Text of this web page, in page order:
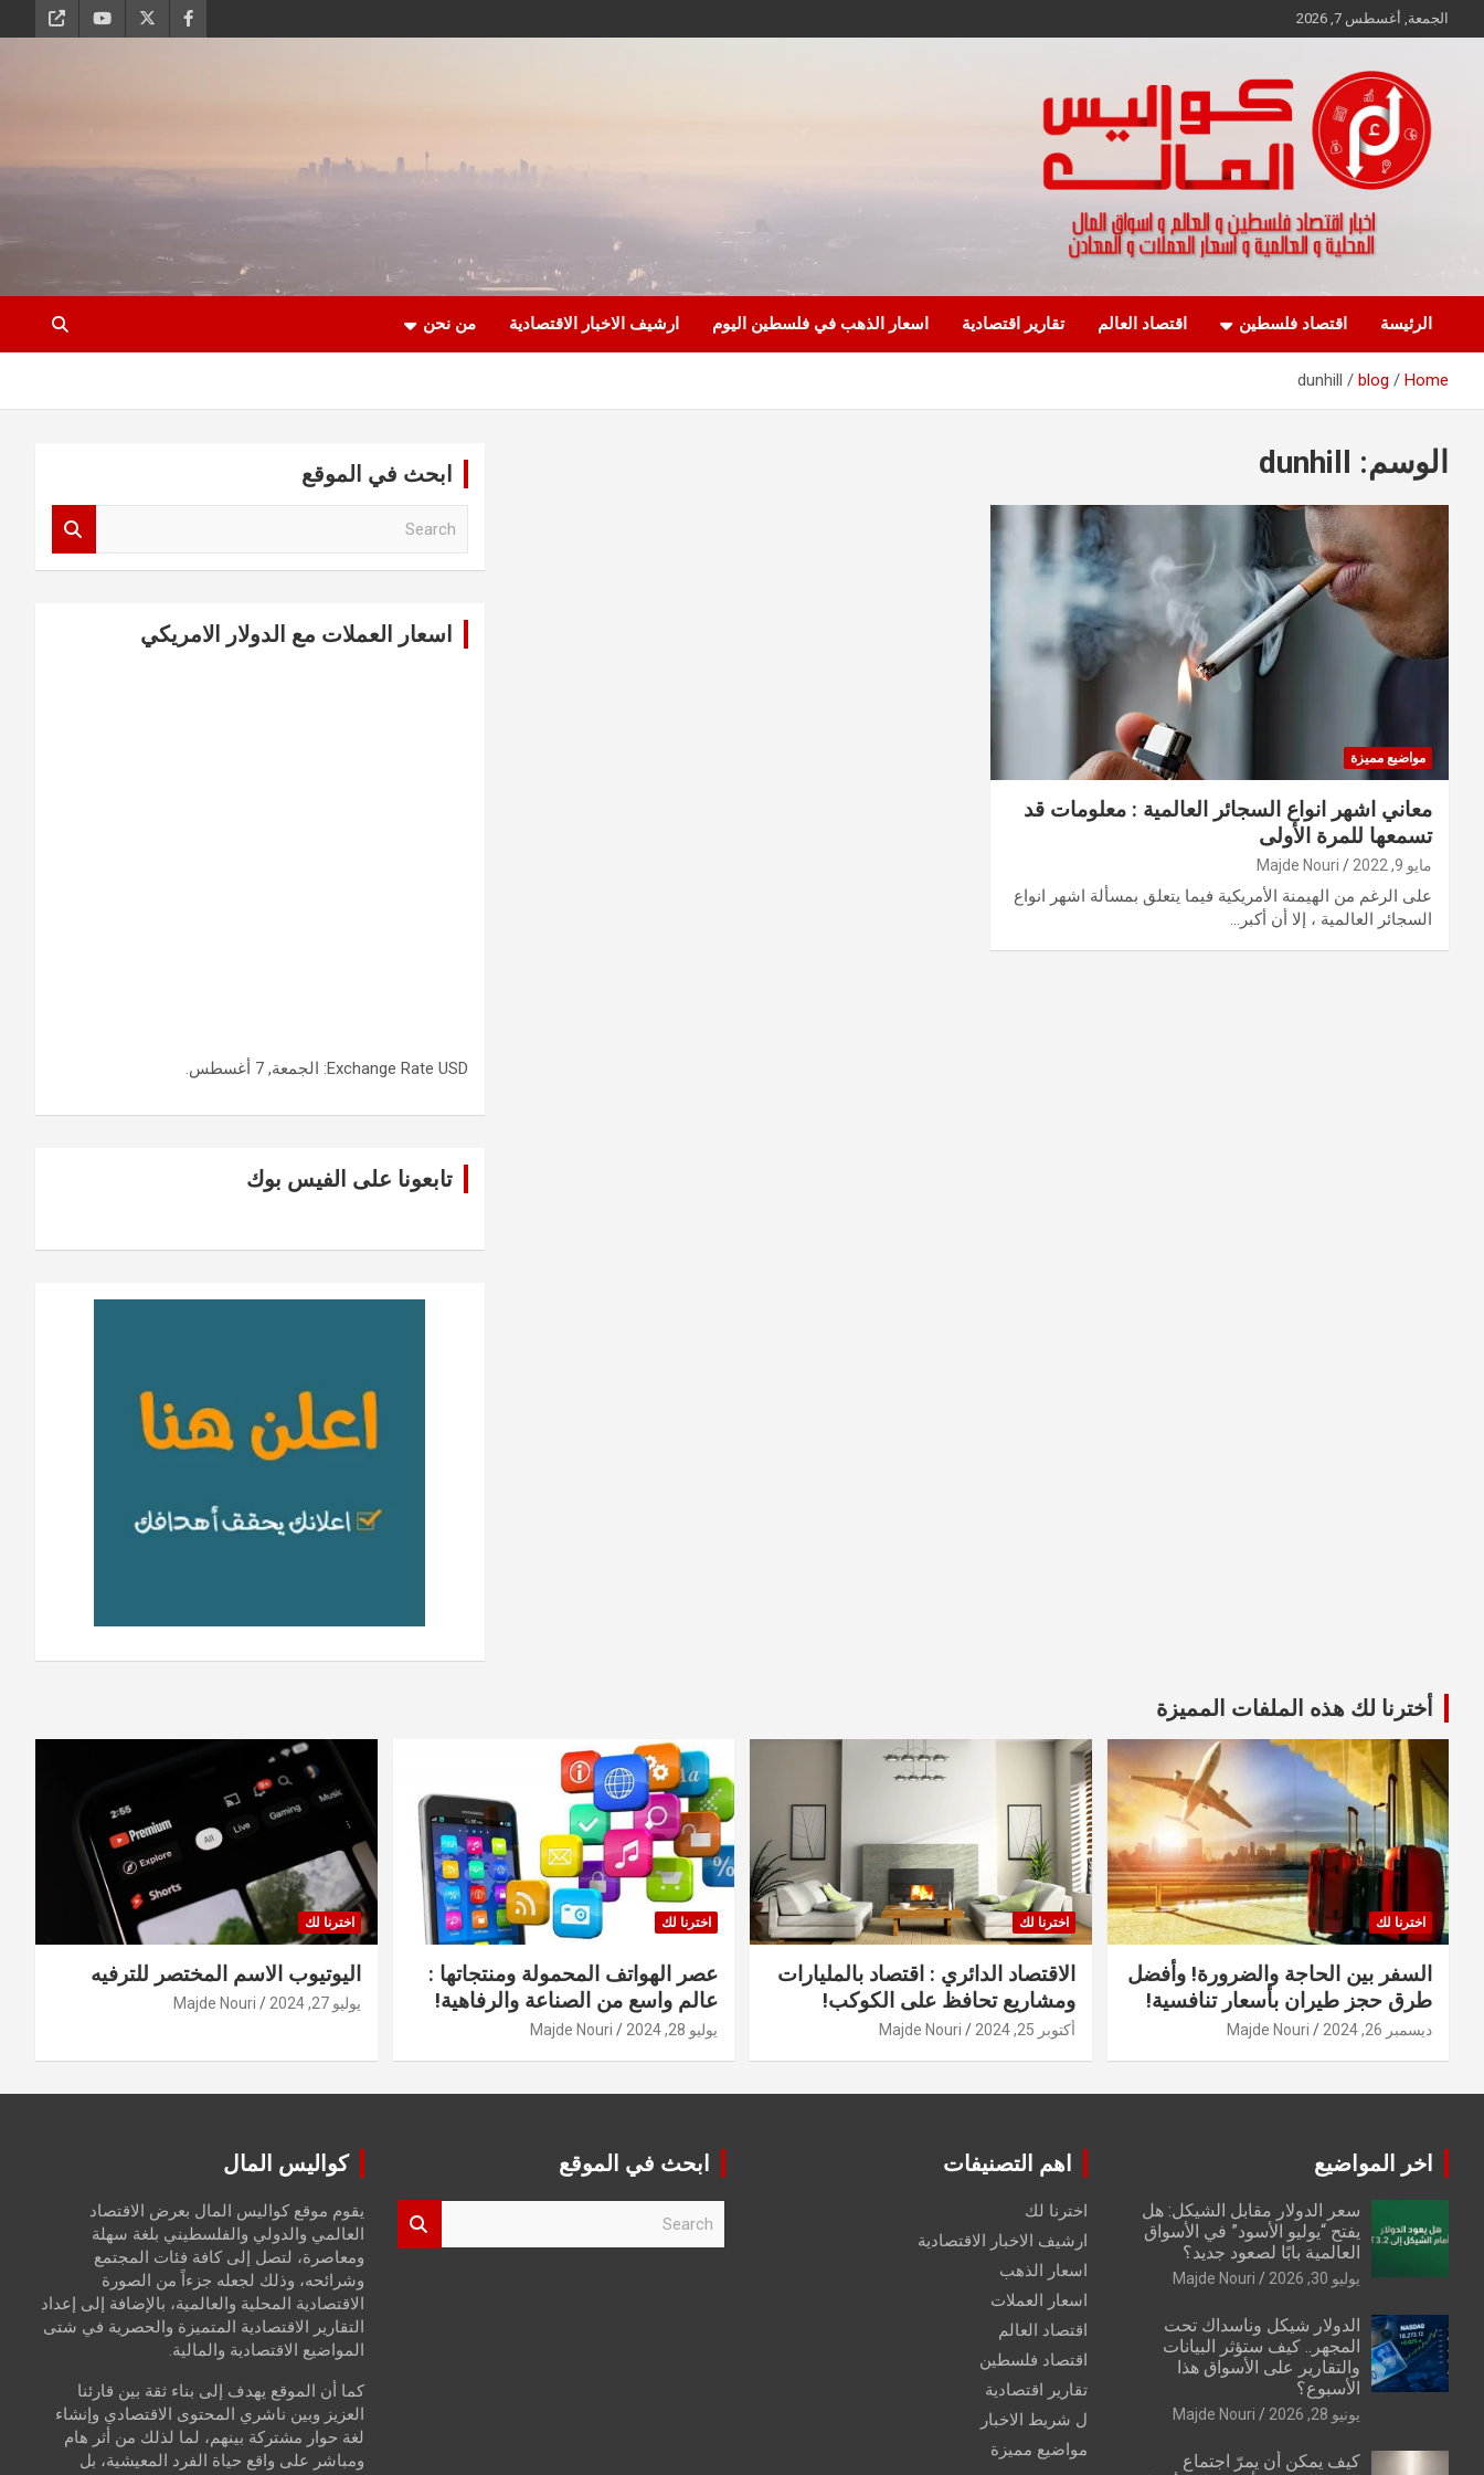
to
الجمعة, أغسطس 7, 2026
كواليس المال
الرئيسة اقتصاد فلسطين اقتصاد العالم تقارير اقتصادية اسعار الذهب في فلسطين اليوم ارشيف الاخبار الاقتصادية من نحن
Home
blog
dunhill
الوسم: dunhill
مواضيع مميزة
معاني اشهر انواع السجائر العالمية : معلومات قد
تسمعها للمرة الأولى
مايو 9, 2022 Majde Nouri
على الرغم من الهيمنة الأمريكية فيما يتعلق بمسألة اشهر انواع
السجائر العالمية ، إلا أن أكبر…
ابحث في الموقع
اسعار العملات مع الدولار الامريكي
Exchange Rate USD : الجمعة, 7 أغسطس.
تابعونا على الفيس بوك
أخترنا لك هذه الملفات المميزة
اخترنا لك
السفر بين الحاجة والضرورة! وأفضل
طرق حجز طيران بأسعار تنافسية!
ديسمبر 26, 2024 Majde Nouri
اخترنا لك
الاقتصاد الدائري : اقتصاد بالمليارات
ومشاريع تحافظ على الكوكب!
أكتوبر 25, 2024 Majde Nouri
اخترنا لك
عصر الهواتف المحمولة ومنتجاتها :
عالم واسع من الصناعة والرفاهية!
يوليو 28, 2024 Majde Nouri
اخترنا لك
اليوتيوب الاسم المختصر للترفيه
يوليو 27, 2024 Majde Nouri
اخر المواضيع
سعر الدولار مقابل الشيكل: هل
يفتح “يوليو الأسود” في الأسواق
العالمية بابًا لصعود جديد؟
يوليو 30, 2026 Majde Nouri
الدولار شيكل وناسداك تحت
المجهر.. كيف ستؤثر البيانات
والتقارير على الأسواق هذا
الأسبوع؟
يونيو 28, 2026 Majde Nouri
كيف يمكن أن يمرّ اجتماع
اهم التصنيفات
اخترنا لك
ارشيف الاخبار الاقتصادية
اسعار الذهب
اسعار العملات
اقتصاد العالم
اقتصاد فلسطين
تقارير اقتصادية
ل شريط الاخبار
مواضيع مميزة
ابحث في الموقع كواليس المال
يقوم موقع كواليس المال بعرض الاقتصاد
العالمي والدولي والفلسطيني بلغة سهلة
ومعاصرة، لتصل إلى كافة فئات المجتمع
وشرائحه، وذلك لجعله جزءاً من الصورة
الاقتصادية المحلية والعالمية، بالإضافة إلى إعداد
التقارير الاقتصادية المتميزة والحصرية في شتى
المواضيع الاقتصادية والمالية.
كما أن الموقع يهدف إلى بناء ثقة بين قارئنا
العزيز وبين ناشري المحتوى الاقتصادي وإنشاء
لغة حوار مشتركة بينهم، لما لذلك من أثر هام
ومباشر على واقع حياة الفرد المعيشية، بل